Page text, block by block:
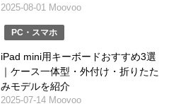
2025-08-01 Moovoo
PC・スマホ
iPad mini用キーボードおすすめ3選
｜ケース一体型・外付け・折りたた
みモデルを紹介
2025-07-14 Moovoo